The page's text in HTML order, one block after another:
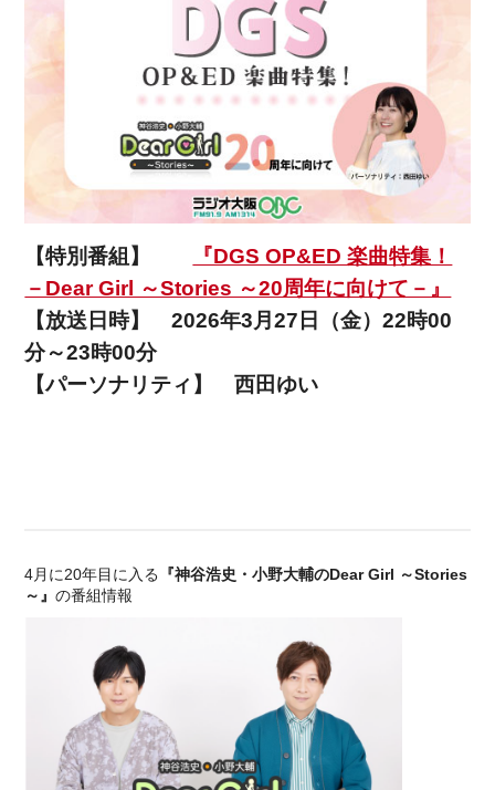
【特別番組】
『DGS OP&ED 楽曲特集！
－Dear Girl ～Stories ～20周年に向けて－』
【放送日時】2026年3月27日（金）22時00
分～23時00分
【パーソナリティ】西田ゆい
4月に20年目に入る
『神谷浩史・小野大輔のDear Girl ～Stories
～』の番組情報